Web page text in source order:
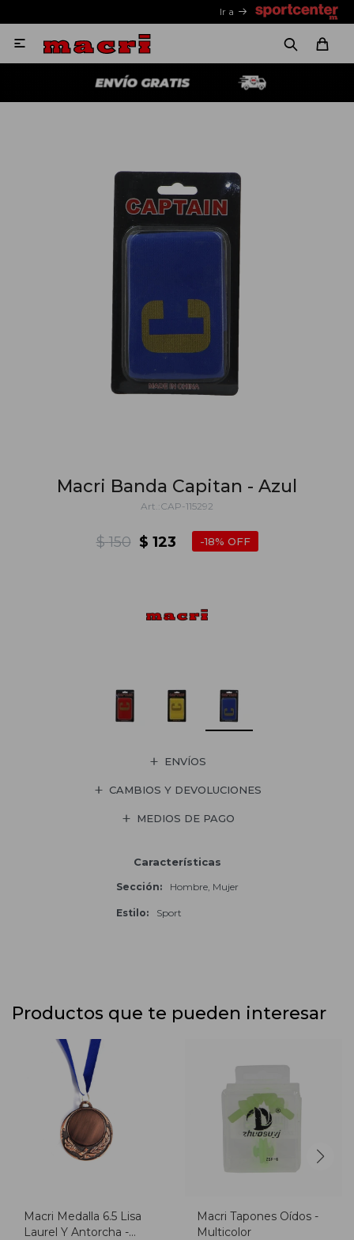
Ir a

Macri Banda Capitan - Azul
CAP-115292
$ 123
$ 150 18
ENVÍOS
CAMBIOS Y DEVOLUCIONES
MEDIOS DE PAGO
Características
Sección Hombre, Mujer
Estilo Sport
Productos que te pueden interesar
Macri Medalla 6.5 Lisa
Laurel Y Antorcha -
Macri Tapones Oídos -
Multicolor